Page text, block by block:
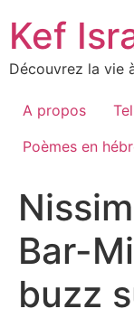
content
Kef
Découvrez la vie
A propos
Poèmes en
Bar-
buzz